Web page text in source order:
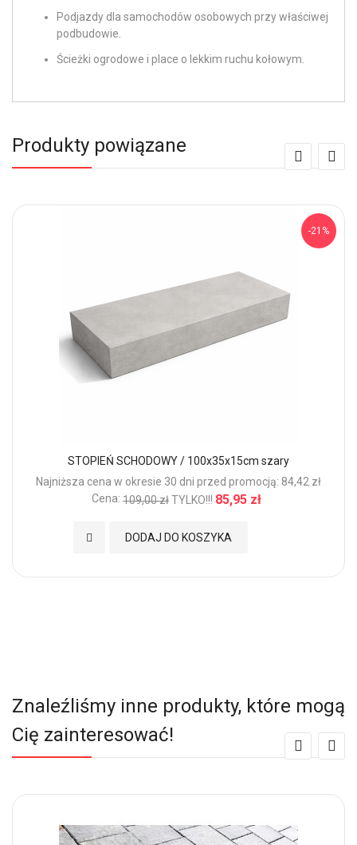
Podjazdy dla samochodów osobowych przy właściwej
podbudowie.
Ścieżki ogrodowe i place o lekkim ruchu kołowym.
Produkty powiązane
-21%
STOPIEŃ SCHODOWY / 100x35x15cm szary
Najniższa cena w okresie 30 dni przed promocją: 84,42 zł
Cena: 109,00 złTYLKO!!! 85,95 zł
DODAJ DO KOSZYKA
Dodaj do Ulubionych
Znaleźliśmy inne produkty, które mogą
Cię zainteresować!